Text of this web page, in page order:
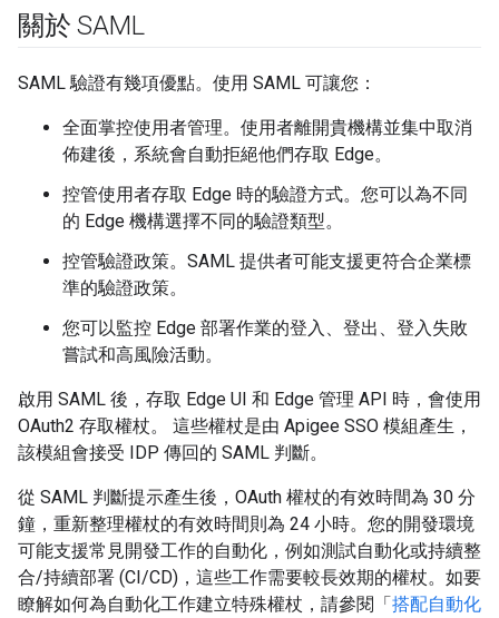
關於 SAML
SAML 驗證有幾項優點。使用 SAML 可讓您：
全面掌控使用者管理。使用者離開貴機構並集中取消
佈建後，系統會自動拒絕他們存取 Edge。
控管使用者存取 Edge 時的驗證方式。您可以為不同
的 Edge 機構選擇不同的驗證類型。
控管驗證政策。SAML 提供者可能支援更符合企業標
準的驗證政策。
您可以監控 Edge 部署作業的登入、登出、登入失敗
嘗試和高風險活動。
啟用 SAML 後，存取 Edge UI 和 Edge 管理 API 時，會使用
OAuth2 存取權杖。 這些權杖是由 Apigee SSO 模組產生，
該模組會接受 IDP 傳回的 SAML 判斷。
從 SAML 判斷提示產生後，OAuth 權杖的有效時間為 30 分
鐘，重新整理權杖的有效時間則為 24 小時。您的開發環境
可能支援常見開發工作的自動化，例如測試自動化或持續整
合/持續部署 (CI/CD)，這些工作需要較長效期的權杖。如要
瞭解如何為自動化工作建立特殊權杖，請參閱「 搭配自動化